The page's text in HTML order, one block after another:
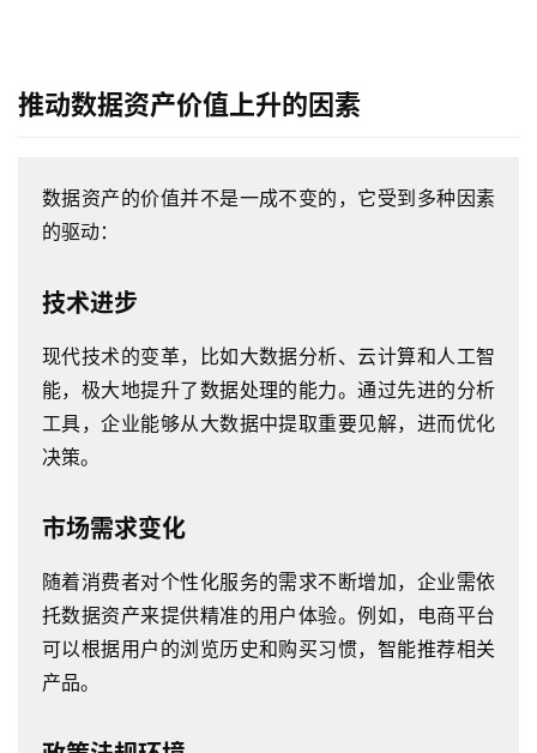
推动数据资产价值上升的因素
数据资产的价值并不是一成不变的，它受到多种因素
的驱动：
技术进步
现代技术的变革，比如大数据分析、云计算和人工智
能，极大地提升了数据处理的能力。通过先进的分析
工具，企业能够从大数据中提取重要见解，进而优化
决策。
市场需求变化
随着消费者对个性化服务的需求不断增加，企业需依
托数据资产来提供精准的用户体验。例如，电商平台
可以根据用户的浏览历史和购买习惯，智能推荐相关
产品。